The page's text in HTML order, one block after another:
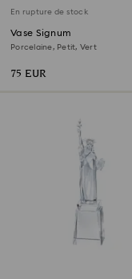
En rupture de stock
Vase Signum
Porcelaine, Petit, Vert
75 EUR